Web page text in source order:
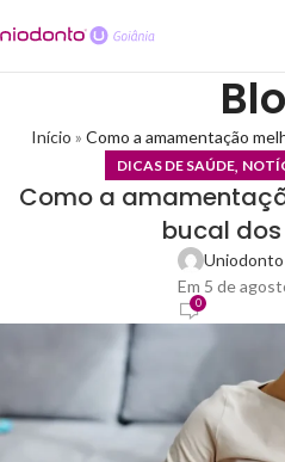
Início » Como a amamentação
DICAS DE SAÚDE,
Como a
bucal
Uniodonto
Em 5 de
0